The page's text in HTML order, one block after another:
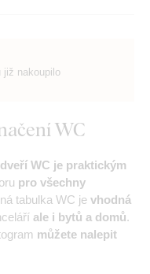
WC
WC je praktickým
pro všechny
tabulka WC je vhodná
ale i bytů a domů.
můžete nalepit
již nakoupilo